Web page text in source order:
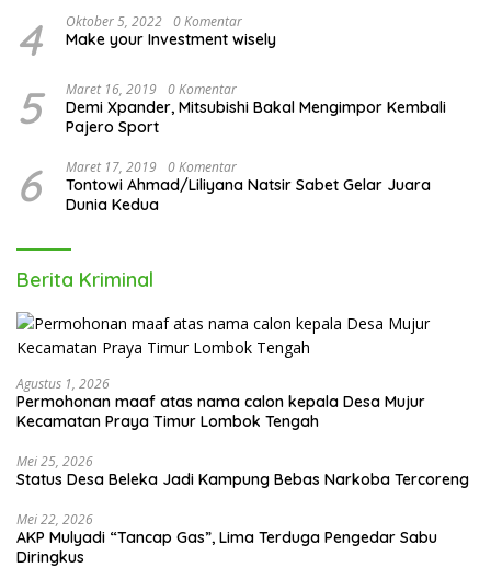
4 Oktober 5, 2022 0 Komentar
Make your Investment wisely
5 Maret 16, 2019 0 Komentar
Demi Xpander, Mitsubishi Bakal Mengimpor Kembali
Pajero Sport
6 Maret 17, 2019 0 Komentar
Tontowi Ahmad/Liliyana Natsir Sabet Gelar Juara
Dunia Kedua
Berita Kriminal
Agustus 1, 2026
Permohonan maaf atas nama calon kepala Desa Mujur
Kecamatan Praya Timur Lombok Tengah
Mei 25, 2026
Status Desa Beleka Jadi ‎Kampung Bebas Narkoba Tercoreng
Mei 22, 2026
AKP Mulyadi “Tancap Gas”, Lima Terduga Pengedar Sabu
Diringkus